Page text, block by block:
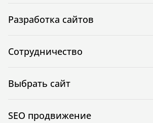
Разработка сайтов
Сотрудничество
Выбрать сайт
SEO продвижение